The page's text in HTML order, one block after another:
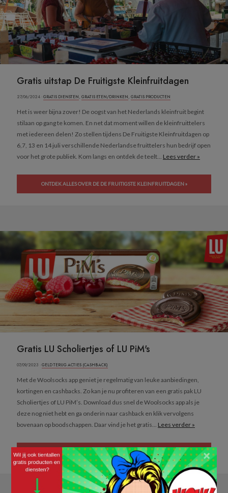
Gratis uitstap De Fruitigste Kleinfruitdagen
27/06/2024 ·GRATIS DIENSTEN, GRATIS ETEN/DRINKEN, GRATIS PRODUCTEN
Het is weer bijna zover! De oogst van het Nederlands kleinfruit begint
stilaan op gang te komen. En net dat moment willen de kleinfruittelers
met iedereen delen! Zo stellen tijdens De Fruitigste Kleinfruitdagen op
6,7, 13 en 14 juli verschillende Nederlandse fruittelers hun bedrijf open
voor het grote publiek. Kom langs en ontdek de teelt... Lees verder »
ONTDEK ALLES OVER DE DE FRUITIGSTE KLEINFRUITDAGEN »
Gratis LU Scholiertjes of LU PiM's
07/09/2023 ·GELD TERUG ACTIES (CASHBACK)
Met de Woolsocks app geniet je regelmatig van leuke aanbiedingen,
kortingen en cashbacks. Zo kan je nu profiteren van een gratis pak LU
Scholiertjes of LU PiM’s. Download dus snel de Woolsocks app als je
deze nog niet hebt en ga onderin naar cashback en klik vervolgens
bovenaan op boodschappen. Daar vind je het gratis... Lees verder »
DOWNLOAD DE WOOLSOCKS APP EN GENIET VAN GRATIS LU KOEKJES » ×